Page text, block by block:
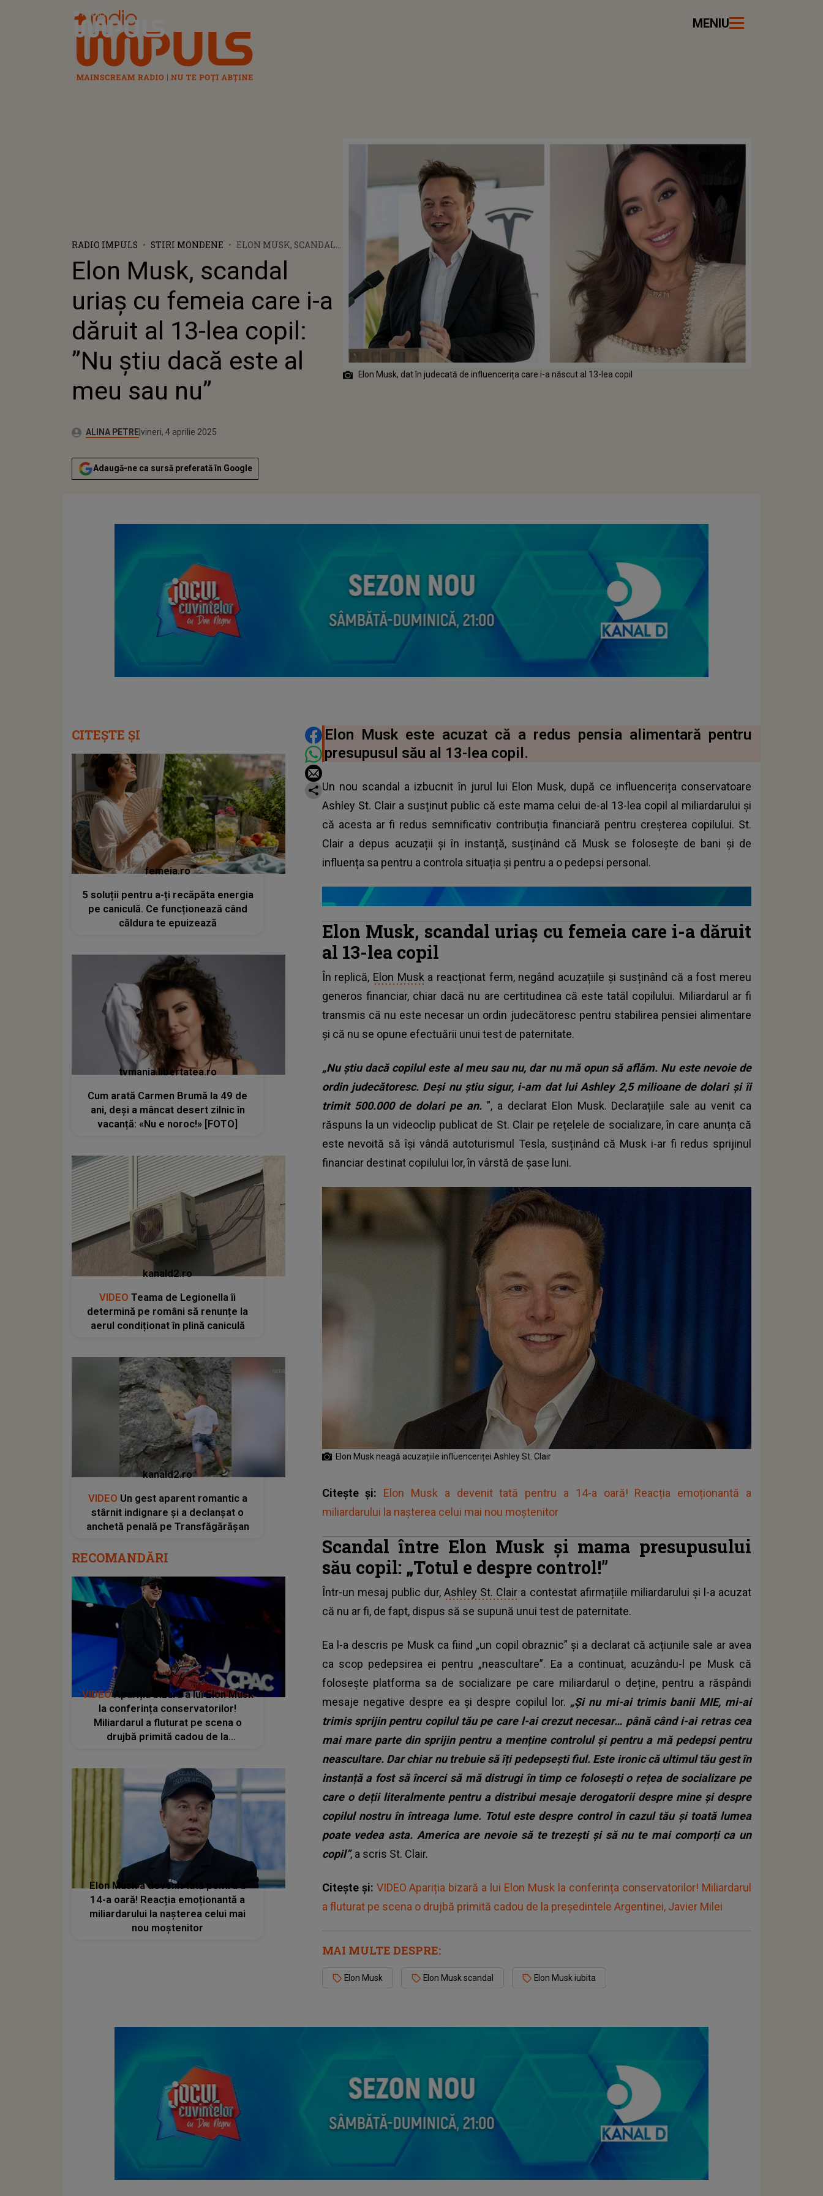
Radio Impuls MENIU
RADIO IMPULS STIRI MONDENE
ELON MUSK, SCANDAL
I-A DĂRUIT AL 13-LEA
COPIL: ”NU ȘTIU DACĂ
ESTE AL MEU SAU NU”
Elon Musk, scandal
uriaș cu femeia care i-a
dăruit al 13-lea copil:
”Nu știu dacă este al
meu sau nu”
Autor:ALINA PETREPublicat:
vineri, 4 aprilie 2025
Actualizat:
vineri, 4 aprilie 2025
Adaugă-ne ca sursă preferată în Google
Elon Musk, dat în judecată de influencerița care i-a născut al 13-lea copil
DISTRIBUIE ARTICOLUL
Elon Musk este acuzat că a redus pensia alimentară pentru
presupusul său al 13-lea copil.
Un nou scandal a izbucnit în jurul lui Elon Musk, după ce influencerița conservatoare
Ashley St. Clair a susținut public că este mama celui de-al 13-lea copil al miliardarului și
că acesta ar fi redus semnificativ contribuția financiară pentru creșterea copilului. St.
Clair a depus acuzații și în instanță, susținând că Musk se folosește de bani și de
influența sa pentru a controla situația și pentru a o pedepsi personal.
Elon Musk, scandal uriaș cu femeia care i-a dăruit
al 13-lea copil
În replică, Elon Musk a reacționat ferm, negând acuzațiile și susținând că a fost mereu
generos financiar, chiar dacă nu are certitudinea că este tatăl copilului. Miliardarul ar fi
transmis că nu este necesar un ordin judecătoresc pentru stabilirea pensiei alimentare
și că nu se opune efectuării unui test de paternitate.
„Nu știu dacă copilul este al meu sau nu, dar nu mă opun să aflăm. Nu este nevoie de
ordin judecătoresc. Deși nu știu sigur, i-am dat lui Ashley 2,5 milioane de dolari și îi
trimit 500.000 de dolari pe an. ”, a declarat Elon Musk. Declarațiile sale au venit ca
răspuns la un videoclip publicat de St. Clair pe rețelele de socializare, în care anunța că
este nevoită să își vândă autoturismul Tesla, susținând că Musk i-ar fi redus sprijinul
financiar destinat copilului lor, în vârstă de șase luni.
Elon Musk neagă acuzațiile influenceriței Ashley St. Clair
Citește și: Elon Musk a devenit tată pentru a 14-a oară! Reacția emoționantă a
miliardarului la nașterea celui mai nou moștenitor
Scandal între Elon Musk și mama presupusului
său copil: „Totul e despre control!”
Într-un mesaj public dur,Ashley St. Clair a contestat afirmațiile miliardarului și l-a acuzat
că nu ar fi, de fapt, dispus să se supună unui test de paternitate.
Ea l-a descris pe Musk ca fiind „un copil obraznic” și a declarat că acțiunile sale ar avea
ca scop pedepsirea ei pentru „neascultare”. Ea a continuat, acuzându-l pe Musk că
folosește platforma sa de socializare pe care miliardarul o deține, pentru a răspândi
mesaje negative despre ea și despre copilul lor. „Și nu mi-ai trimis banii MIE, mi-ai
trimis sprijin pentru copilul tău pe care l-ai crezut necesar… până când i-ai retras cea
mai mare parte din sprijin pentru a menține controlul și pentru a mă pedepsi pentru
neascultare. Dar chiar nu trebuie să îți pedepsești fiul. Este ironic că ultimul tău gest în
instanță a fost să încerci să mă distrugi în timp ce folosești o rețea de socializare pe
care o deții literalmente pentru a distribui mesaje derogatorii despre mine și despre
copilul nostru în întreaga lume. Totul este despre control în cazul tău și toată lumea
poate vedea asta. America are nevoie să te trezești și să nu te mai comporți ca un
copil”, a scris St. Clair.
Citește și: VIDEO Apariția bizară a lui Elon Musk la conferința conservatorilor! Miliardarul
a fluturat pe scena o drujbă primită cadou de la președintele Argentinei, Javier Milei
MAI MULTE DESPRE:
Elon Musk Elon Musk scandal Elon Musk iubita
CITEȘTE ȘI
femeia.ro
5 soluții pentru a-ți recăpăta energia
pe caniculă. Ce funcționează când
căldura te epuizează
tvmania.libertatea.ro
Cum arată Carmen Brumă la 49 de
ani, deși a mâncat desert zilnic în
vacanță: «Nu e noroc!» [FOTO]
kanald2.ro
VIDEO Teama de Legionella îi
determină pe români să renunțe la
aerul condiționat în plină caniculă
kanald2.ro
VIDEO Un gest aparent romantic a
stârnit indignare și a declanșat o
anchetă penală pe Transfăgărășan
RECOMANDĂRI
VIDEOApariția bizară a lui Elon Musk
la conferința conservatorilor!
Miliardarul a fluturat pe scena o
drujbă primită cadou de la
Elon Musk a devenit tată pentru a
14-a oară! Reacția emoționantă a
miliardarului la nașterea celui mai
nou moștenitor